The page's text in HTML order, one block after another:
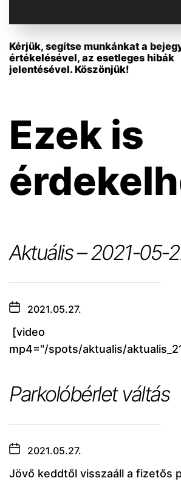
Kérjük, segítse munkánkat a
értékelésével, az esetleges hibák
jelentésével. Köszönjük!
Ezek is
Aktuális – 2021-05-
2021.05.27.
[video
mp4="/spots/aktualis/
Parkolóbérlet váltás
2021.05.27.
Jövő keddtől visszaáll a fizetős